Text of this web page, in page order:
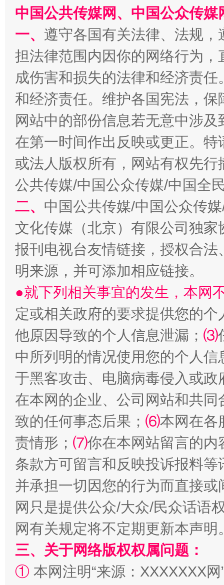
习近平的博鳌关键词
魏明亮
“刷贴”乱象丛生
生
揭批美国五大"原罪" "炒
中国公共传媒网、中国公众传
一、 遵守各国有关法律、法规
担法律范围内因你的网络行为
成伤害和损失的法律和经济责
和经济责任。维护各国宪法，
网站中的部份信息若无意中涉
在第一时间作出反映或更正。
或法人版权所有，网站有权先
公共传媒/中国公众传媒/中国全
二、 中国公共传媒/中国公众传
文化传媒（北京）有限公司独
报刊电视台友情链接，授权合
明来源，并可添加相应链接。
●就下列相关事宜的发生，本网
定或相关政府的要求提供您的个
他原因导致的个人信息泄漏； ⑶
中所列明的情况使用您的个人
于黑客攻击、电脑病毒侵入或
在本网的企业、公司网站和共
致的任何事态后果； ⑹本网在各
责情形； ⑺你在本网站留言的内
条款方可留言和反映投诉报料
并承担一切因您的行为而直接
网只是提供公众/大众/民众话语
网有关规定将不定期更新本声明
三、关于网络版权权属问题：
① 本网注明“来源：XXXXXXX